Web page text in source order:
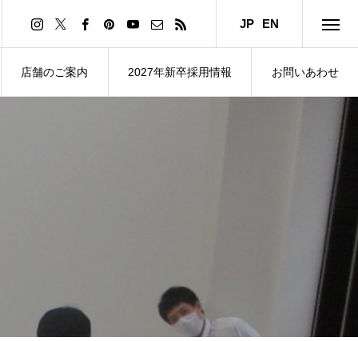
店舗のご案内 2027年新卒採用情報 お問いあわせ
JP EN